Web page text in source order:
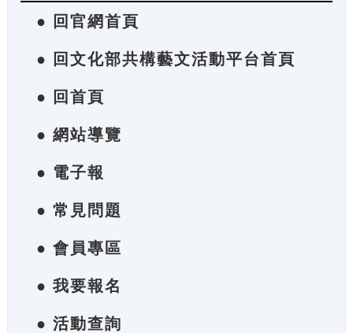
● 回官網首頁
● 回文化部共構藝文活動平台首頁
● 回首頁
● 網站導覽
● 電子報
● 常見問題
● 會員專區
● 我要報名
● 活動查詢